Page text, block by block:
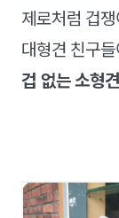
제로처럼 겁
대형견 친구
겁 없는 소형